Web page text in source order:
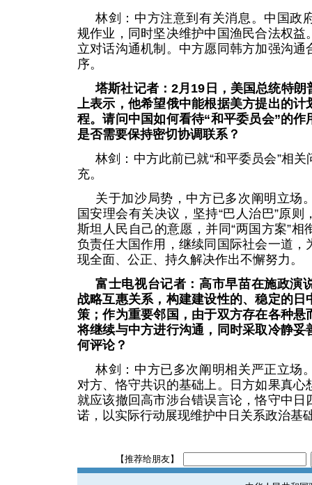
林剑：中方注意到有关消息。中国政
规作业，同时坚决维护中国渔民合法权益
立对话沟通机制。中方愿同韩方加强沟
序。
塔斯社记者：2月19日，美国总统特朗
上表示，他希望俄中能根据美方提出的计
程。请问中国如何看待“和平委员会”的
是否需要保持密切协调联系？
林剑：中方此前已就“和平委员会”相
充。
关于加沙局势，中方已多次阐明立场
国安理会有关决议，坚持“巴人治巴”原
斯坦人民自己的意愿，并同“两国方案”
负责任大国作用，继续同国际社会一道，
现全面、公正、持久解决作出不懈努力。
富士电视台记者：高市早苗在施政演
战略互惠关系，构建建设性的、稳定的日
策；作为重要邻国，由于双方存在各种悬
将继续与中方进行沟通，同时采取冷静妥
何评论？
林剑：中方已多次阐明相关严正立场
对方、恪守共识的基础上。日方如果真心
就应该撤回高市涉台错误言论，恪守中日
诺，以实际行动展现维护中日关系政治基
【推荐给朋友】